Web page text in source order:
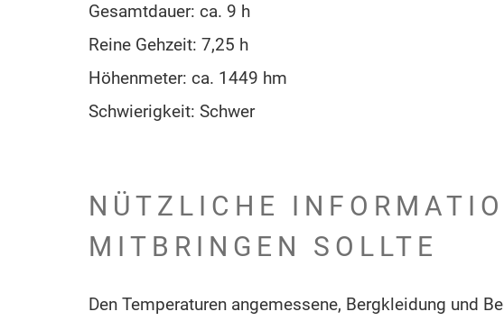
Gesamtdauer: ca. 9 h
Reine Gehzeit: 7,25 h
Höhenmeter: ca. 1449 hm
Schwierigkeit: Schwer
NÜTZLICHE
MITBRINGEN SOLLTE
Den Temperaturen angemessene, Bergkleidung und